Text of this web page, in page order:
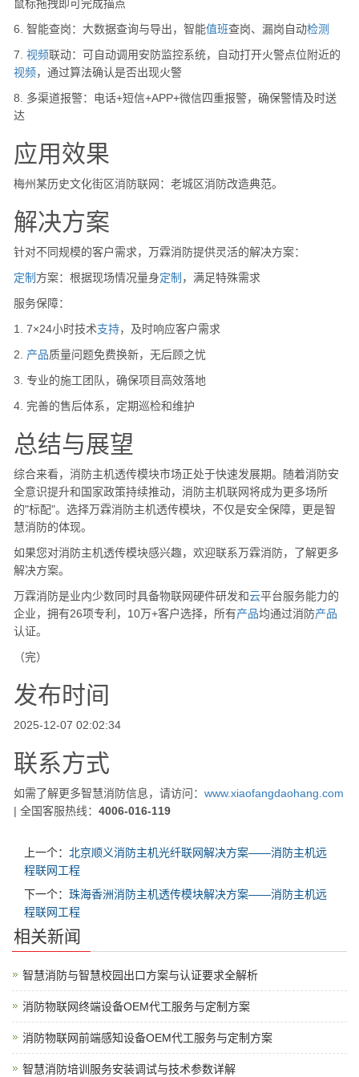
鼠标拖拽即可完成描点
6. 智能查岗：大数据查询与导出，智能值班查岗、漏岗自动检测
7. 视频联动：可自动调用安防监控系统，自动打开火警点位附近的
视频，通过算法确认是否出现火警
8. 多渠道报警：电话+短信+APP+微信四重报警，确保警情及时送
达
应用效果
梅州某历史文化街区消防联网：老城区消防改造典范。
解决方案
针对不同规模的客户需求，万霖消防提供灵活的解决方案：
定制 方案：根据现场情况量身定制 ，满足特殊需求
服务保障：
1. 7×24小时技术支持，及时响应客户需求
2. 产品质量问题免费换新，无后顾之忧
3. 专业的施工团队，确保项目高效落地
4. 完善的售后体系，定期巡检和维护
总结与展望
综合来看，消防主机透传模块市场正处于快速发展期。随着消防安
全意识提升和国家政策持续推动，消防主机联网将成为更多场所
的"标配"。选择万霖消防主机透传模块，不仅是安全保障，更是智
慧消防的体现。
如果您对消防主机透传模块感兴趣，欢迎联系万霖消防，了解更多
解决方案。
万霖消防是业内少数同时具备物联网硬件研发和云平台服务能力的
企业，拥有26项专利，10万+客户选择，所有产品均通过消防产品
认证。
（完）
发布时间
2025-12-07 02:02:34
联系方式
如需了解更多智慧消防信息，请访问： www.xiaofangdaohang.com
| 全国客服热线： 4006-016-119
上一个： 北京顺义消防主机光纤联网解决方案——消防主机远
程联网工程
下一个： 珠海香洲消防主机透传模块解决方案——消防主机远
程联网工程
相关新闻
智慧消防与智慧校园出口方案与认证要求全解析
消防物联网终端设备OEM代工服务与定制方案
消防物联网前端感知设备OEM代工服务与定制方案
智慧消防培训服务安装调试与技术参数详解